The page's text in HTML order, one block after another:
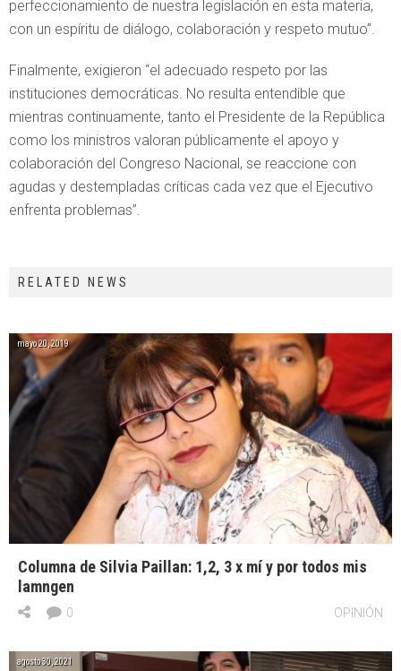
perfeccionamiento de nuestra legislación en esta materia,
con un espíritu de diálogo, colaboración y respeto mutuo”.
Finalmente, exigieron “el adecuado respeto por las
instituciones democráticas. No resulta entendible que
mientras continuamente, tanto el Presidente de la República
como los ministros valoran públicamente el apoyo y
colaboración del Congreso Nacional, se reaccione con
agudas y destempladas críticas cada vez que el Ejecutivo
enfrenta problemas”.
RELATED NEWS
mayo 20, 2019
Columna de Silvia Paillan: 1,2, 3 x mí y por todos mis
lamngen
OPINIÓN
0
agosto 30, 2021